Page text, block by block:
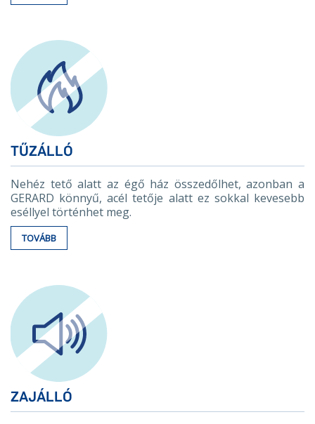
TŰZÁLLÓ
Nehéz tető alatt az égő ház összedőlhet, azonban a
GERARD könnyű, acél tetője alatt ez sokkal kevesebb
eséllyel történhet meg.
TOVÁBB
ZAJÁLLÓ